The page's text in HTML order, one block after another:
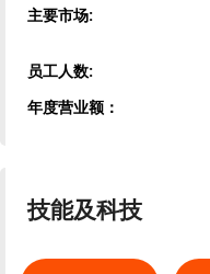
主要市场:
员工人数:
年度营业额：
技能及科技